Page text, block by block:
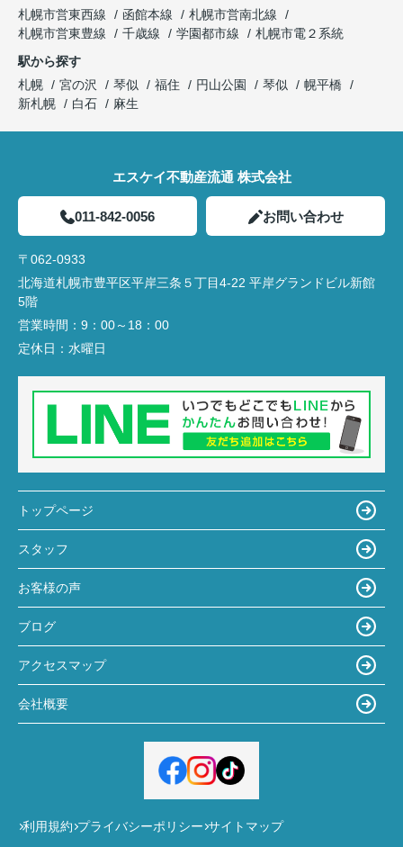
札幌市営東西線
函館本線
札幌市営南北線
札幌市営東豊線
千歳線 学園都市線
札幌市電２系統
駅から探す
札幌
宮の沢 琴似 福住 円山公園 琴似
幌平橋
新札幌
白石 麻生
エスケイ不動産流通 株式会社
011-842-0056 お問い合わせ
〒062-0933
北海道札幌市豊平区平岸三条５丁目4-22 平岸グランドビル新館
5階
営業時間： 9：00～18：00
定休日： 水曜日
トップページ
スタッフ
お客様の声
ブログ
アクセスマップ
会社概要
利用規約 プライバシーポリシー サイトマップ